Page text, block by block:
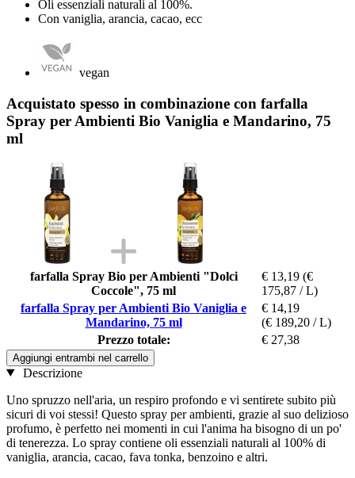
Oli essenziali naturali al 100%.
Con vaniglia, arancia, cacao, ecc
vegan
Acquistato spesso in combinazione con farfalla
Spray per Ambienti Bio Vaniglia e Mandarino, 75
ml
farfalla Spray Bio per Ambienti "Dolci
Coccole", 75 ml
€ 13,19 (€
175,87 / L)
farfalla Spray per Ambienti Bio Vaniglia e
Mandarino, 75 ml
€ 14,19
(€ 189,20 / L)
Prezzo totale:
€ 27,38
Aggiungi entrambi nel carrello
Descrizione
Uno spruzzo nell'aria, un respiro profondo e vi sentirete subito più
sicuri di voi stessi! Questo spray per ambienti, grazie al suo delizioso
profumo, è perfetto nei momenti in cui l'anima ha bisogno di un po'
di tenerezza. Lo spray contiene oli essenziali naturali al 100% di
vaniglia, arancia, cacao, fava tonka, benzoino e altri.